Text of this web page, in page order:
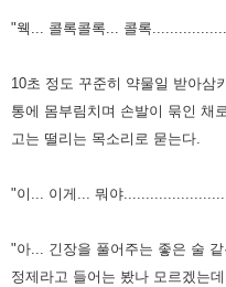
"웩... 콜록콜록... 콜록
10초 정도 꾸준히 약물일 받아삼
통에 몸부림치며 손발이 묶인 채
고는 떨리는 목소리로 묻는다.
"이... 이게... 뭐야
"아... 긴장을 풀어주는 좋은 술
정제라고 들어는 봤나 모르겠는